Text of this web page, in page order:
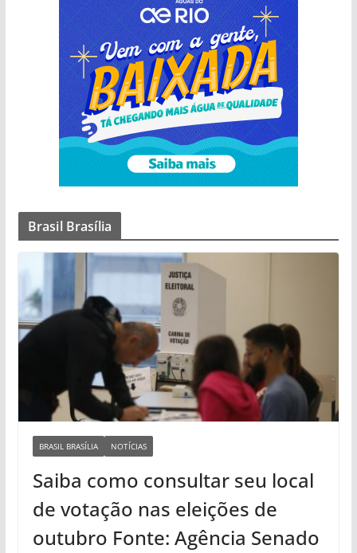
Brasil Brasília
BRASIL BRASÍLIA NOTÍCIAS
Saiba como consultar seu local
de votação nas eleições de
outubro Fonte: Agência Senado